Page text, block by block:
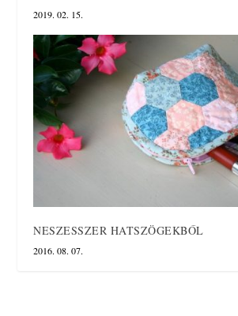
2019. 02. 15.
NESZESSZER HATSZÖGEKBŐL
2016. 08. 07.